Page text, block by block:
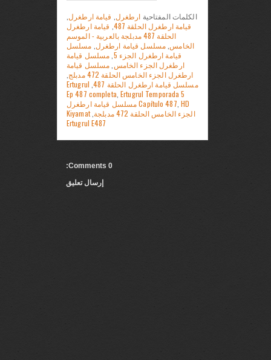
الكلمات المفتاحية ارطغرل قيامة ارطغرل
قيامة ارطغرل الحلقة 487
قيامة ارطغرل
الحلقة 487 مدبلجة بالعربية - الموسم
الخامس مسلسل قيامة ارطغرل مسلسل
قيامة ارطغرل الجزء 5
مسلسل قيامة
ارطغرل الجزء الخامس مسلسل قيامة
ارطغرل الجزء الخامس الحلقة 472 مدبلج
مسلسل قيامة ارطغرل الحلقة 487
,
Ertugrul
Ep 487 completa ,Ertugrul Temporada 5
Capítulo 487HD مسلسل قيامة ارطغرل
الجزء الخامس الحلقة 472 مدبلجة
,
Kiyamat
Ertugrul E487
0 Comments:
إرسال تعليق